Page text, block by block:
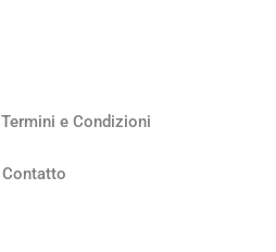
Termini e Condizioni
Contatto